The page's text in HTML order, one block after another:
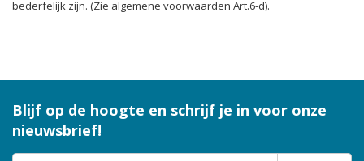
bederfelijk zijn. (Zie algemene voorwaarden Art.6-d).
Blijf op de hoogte en schrijf je in voor onze
nieuwsbrief!